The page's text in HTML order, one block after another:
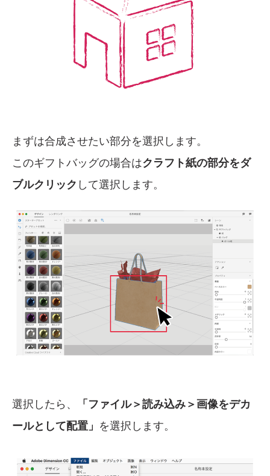
まずは合成させたい部分を選択します。
このギフトバッグの場合はクラフト紙の部分をダ
ブルクリック して選択します。
選択したら、
「ファイル＞読み込み＞画像をデカ
ールとして配置」 を選択します。